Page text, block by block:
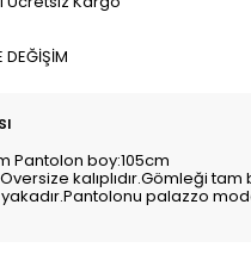
DEĞİŞİM
Pantolon boy:105cm
kalıplıdır.Gömleği tam
palazzo